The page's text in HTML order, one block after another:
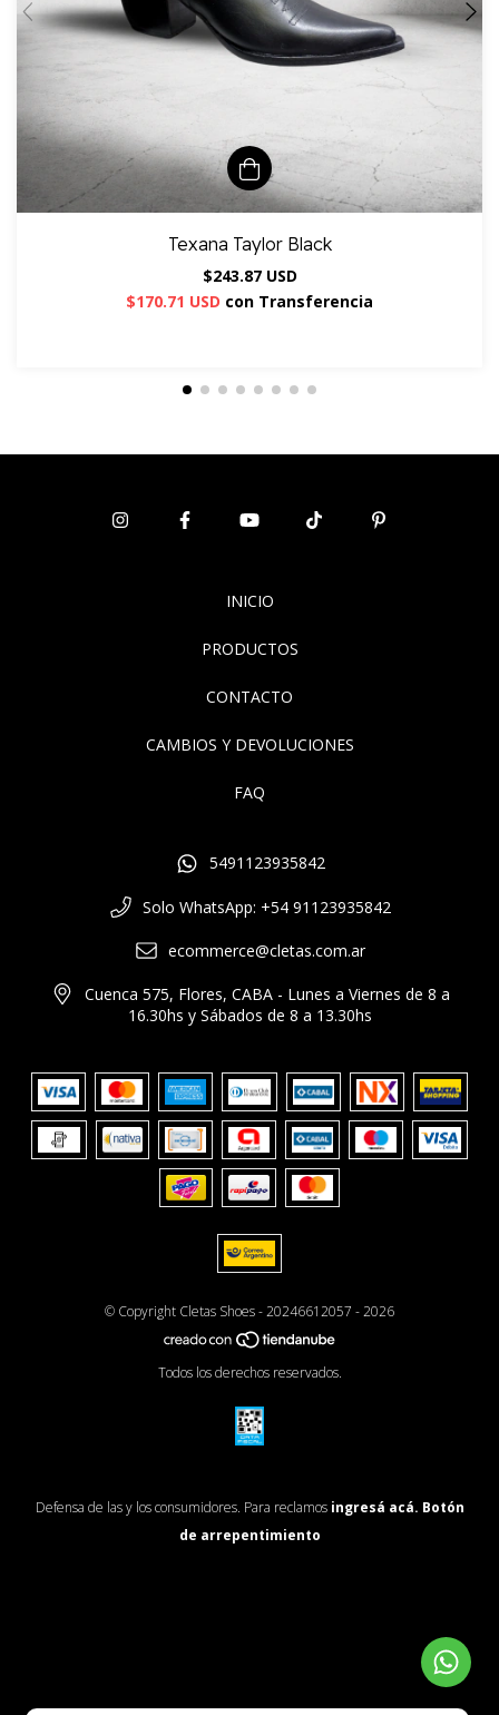
Texana Taylor Black
$243.87 USD
$170.71 USD con Transferencia
INICIO
PRODUCTOS
CONTACTO
CAMBIOS Y DEVOLUCIONES
FAQ
5491123935842
Solo WhatsApp: +54 91123935842
ecommerce@cletas.com.ar
Cuenca 575, Flores, CABA - Lunes a Viernes de 8 a
16.30hs y Sábados de 8 a 13.30hs
© Copyright Cletas Shoes - 20246612057 - 2026
Todos los derechos reservados.
Defensa de las y los consumidores. Para reclamos ingresá acá. Botón
de arrepentimiento